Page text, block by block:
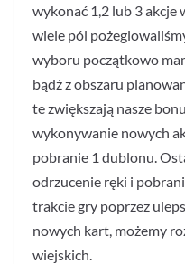
wykonać 1,2 lub 3 akcje
wiele pól
wyboru początkowo
bądź z obszaru
te zwiększają nasze
wykonywanie nowych
pobranie 1 dublonu.
odrzucenie ręki i
trakcie gry poprzez
nowych kart, możemy
wiejskich.